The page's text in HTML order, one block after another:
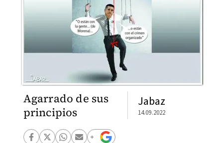
Agarrado de sus
principios
Jabaz
14.09.2022